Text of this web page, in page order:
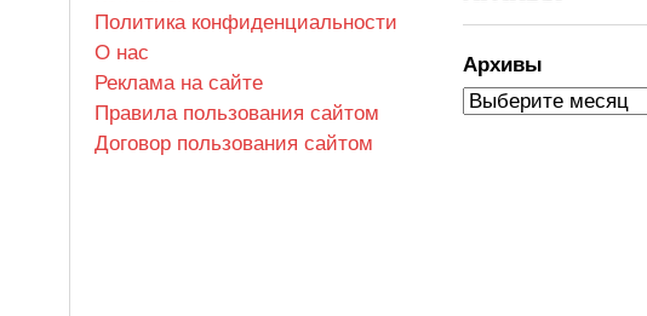
Политика конфиденциальности
О нас
Реклама на сайте
Правила пользования сайтом
Договор пользования сайтом
Архивы